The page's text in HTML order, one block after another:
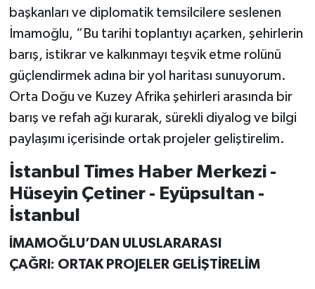
başkanları ve diplomatik temsilcilere seslenen
İmamoğlu, “Bu tarihi toplantıyı açarken, şehirlerin
barış, istikrar ve kalkınmayı teşvik etme rolünü
güçlendirmek adına bir yol haritası sunuyorum.
Orta Doğu ve Kuzey Afrika şehirleri arasında bir
barış ve refah ağı kurarak, sürekli diyalog ve bilgi
paylaşımı içerisinde ortak projeler geliştirelim.
İstanbul Times Haber Merkezi -
Hüseyin Çetiner - Eyüpsultan -
İstanbul
İMAMOĞLU’DAN ULUSLARARASI
ÇAĞRI: ORTAK PROJELER GELİŞTİRELİM